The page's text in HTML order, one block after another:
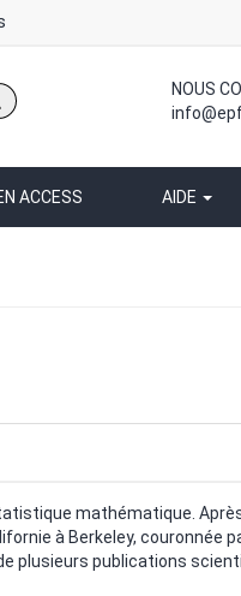
NOUS
ACCESS AIDE
mathématique.
à Berkeley, couronnée
plusieurs publications